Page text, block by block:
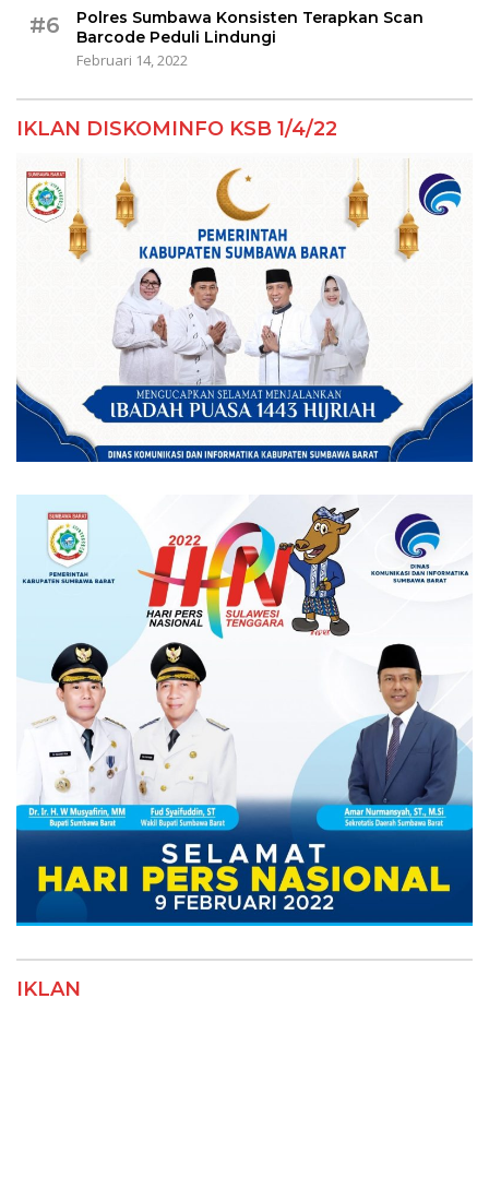
#6
Polres Sumbawa Konsisten Terapkan Scan
Barcode Peduli Lindungi
Februari 14, 2022
IKLAN DISKOMINFO KSB 1/4/22
IKLAN